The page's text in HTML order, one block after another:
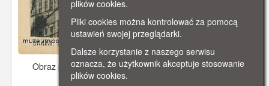
Obraz pochodzi zok. 1910 r.Dodano: 2019-11-06 17:26
Wyświetlono: 4834
plików cookies.
Pliki cookies można kontrolować za pomocą
ustawień swojej przeglądarki.
Dalsze korzystanie z naszego serwisu
oznacza, że użytkownik akceptuje stosowanie
plików cookies.